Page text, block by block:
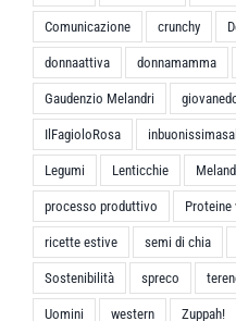
Comunicazione crunchy
donnaattiva donnamamma
Gaudenzio Melandri
IlFagioloRosa
Legumi Lenticchie
processo produttivo Proteine
ricette estive semi di chia
Sostenibilità spreco
Uomini western Zuppah!